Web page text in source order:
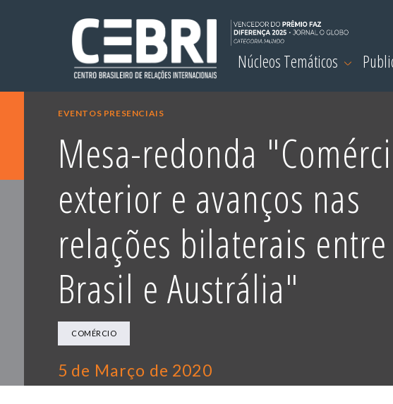
Núcleos Temáticos
EVENTOS PRESENCIAIS
Mesa-redonda
exterior e avanços nas
relações bilaterais entre
Brasil e Austrália"
COMÉRCIO
5 de Março de 2020